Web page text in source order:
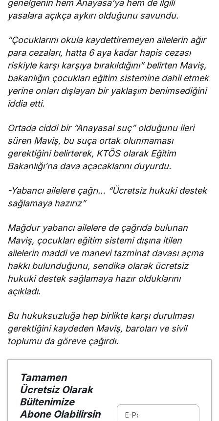
genelgenin hem Anayasa’ya hem de ilgili
yasalara açıkça aykırı olduğunu savundu.
“Çocuklarını okula kaydettiremeyen ailelerin ağır
para cezaları, hatta 6 aya kadar hapis cezası
riskiyle karşı karşıya bırakıldığını” belirten Maviş,
bakanlığın çocukları eğitim sistemine dahil etmek
yerine onları dışlayan bir yaklaşım benimsediğini
iddia etti.
Ortada ciddi bir “Anayasal suç” olduğunu ileri
süren Maviş, bu suça ortak olunmaması
gerektiğini belirterek, KTÖS olarak Eğitim
Bakanlığı’na dava açacaklarını duyurdu.
-Yabancı ailelere çağrı… “Ücretsiz hukuki destek
sağlamaya hazırız”
Mağdur yabancı ailelere de çağrıda bulunan
Maviş, çocukları eğitim sistemi dışına itilen
ailelerin maddi ve manevi tazminat davası açma
hakkı bulunduğunu, sendika olarak ücretsiz
hukuki destek sağlamaya hazır olduklarını
açıkladı.
Bu hukuksuzluğa hep birlikte karşı durulması
gerektiğini kaydeden Maviş, baroları ve sivil
toplumu da göreve çağırdı.
Tamamen
Ücretsiz Olarak
Bültenimize
Abone Olabilirsin